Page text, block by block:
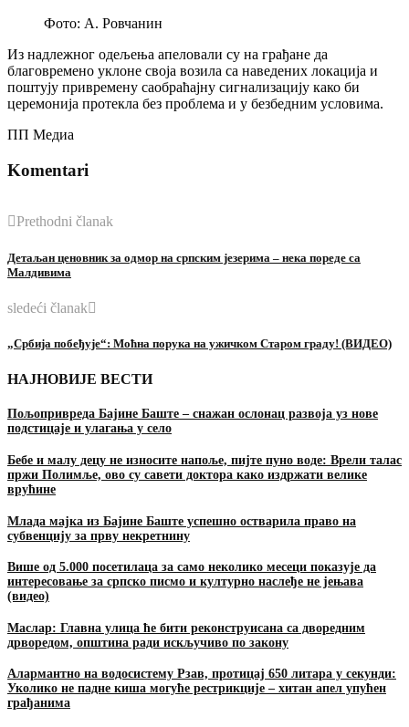
Фото: А. Ровчанин
Из надлежног одељења апеловали су на грађане да
благовремено уклоне своја возила са наведених локација и
поштују привремену саобраћајну сигнализацију како би
церемонија протекла без проблема и у безбедним условима.
ПП Медиа
Komentari
Prethodni članak
Детаљан ценовник за одмор на српским језерима – нека пореде са
Малдивима
sledeći članak
„Србија побеђује“: Моћна порука на ужичком Старом граду! (ВИДЕО)
НАЈНОВИЈЕ ВЕСТИ
Пољопривреда Бајине Баште – снажан ослонац развоја уз нове
подстицаје и улагања у село
Бебе и малу децу не износите напоље, пијте пуно воде: Врели талас
пржи Полимље, ово су савети доктора како издржати велике
врућине
Млада мајка из Бајине Баште успешно остварила право на
субвенцију за прву некретнину
Више од 5.000 посетилаца за само неколико месеци показује да
интересовање за српско писмо и културно наслеђе не јењава
(видео)
Маслар: Главна улица ће бити реконструисана са дворедним
дрворедом, општина ради искључиво по закону
Алармантно на водосистему Рзав, протицај 650 литара у секунди:
Уколико не падне киша могуће рестрикције – хитан апел упућен
грађанима